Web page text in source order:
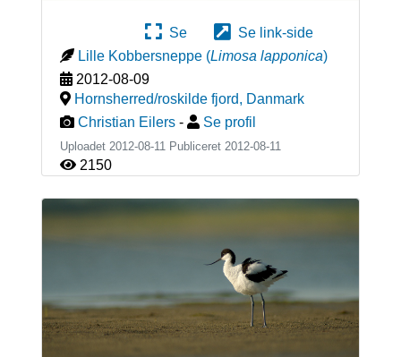
Se
Se link-side
Lille Kobbersneppe (Limosa lapponica)
2012-08-09
Hornsherred/roskilde fjord, Danmark
Christian Eilers - Se profil
Uploadet 2012-08-11 Publiceret 2012-08-11
2150